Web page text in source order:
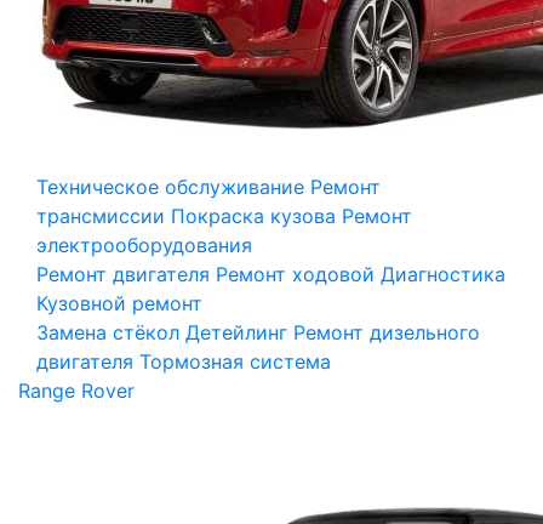
Техническое обслуживание Ремонт
трансмиссии Покраска кузова Ремонт
электрооборудования
Ремонт двигателя Ремонт ходовой Диагностика
Кузовной ремонт
Замена стёкол Детейлинг Ремонт дизельного
двигателя Тормозная система
Range Rover